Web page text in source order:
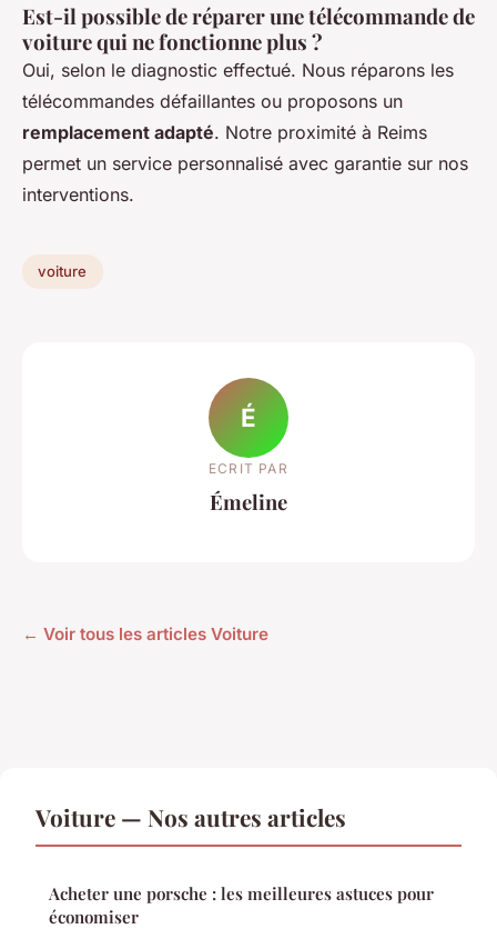
Est-il possible de réparer une télécommande de
voiture qui ne fonctionne plus ?
Oui, selon le diagnostic effectué. Nous réparons les
télécommandes défaillantes ou proposons un
remplacement adapté. Notre proximité à Reims
permet un service personnalisé avec garantie sur nos
interventions.
voiture
É
ECRIT PAR
Émeline
← Voir tous les articles Voiture
Voiture — Nos autres articles
Acheter une porsche : les meilleures astuces pour
économiser